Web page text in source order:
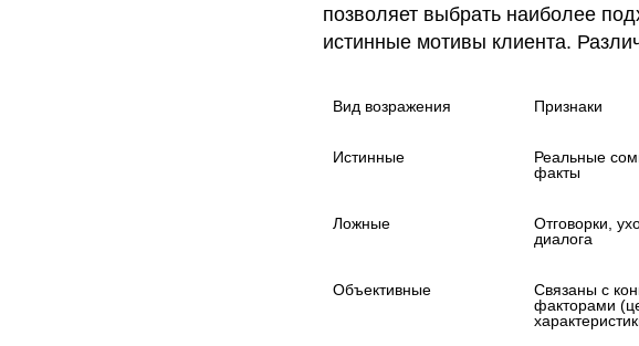
позволяет выбрать наиболее
истинные мотивы клиента.
Вид возражения Признаки
Истинные
Реальные
факты
Ложные
Отговорки,
диалога
Объективные
Связаны с
факторами